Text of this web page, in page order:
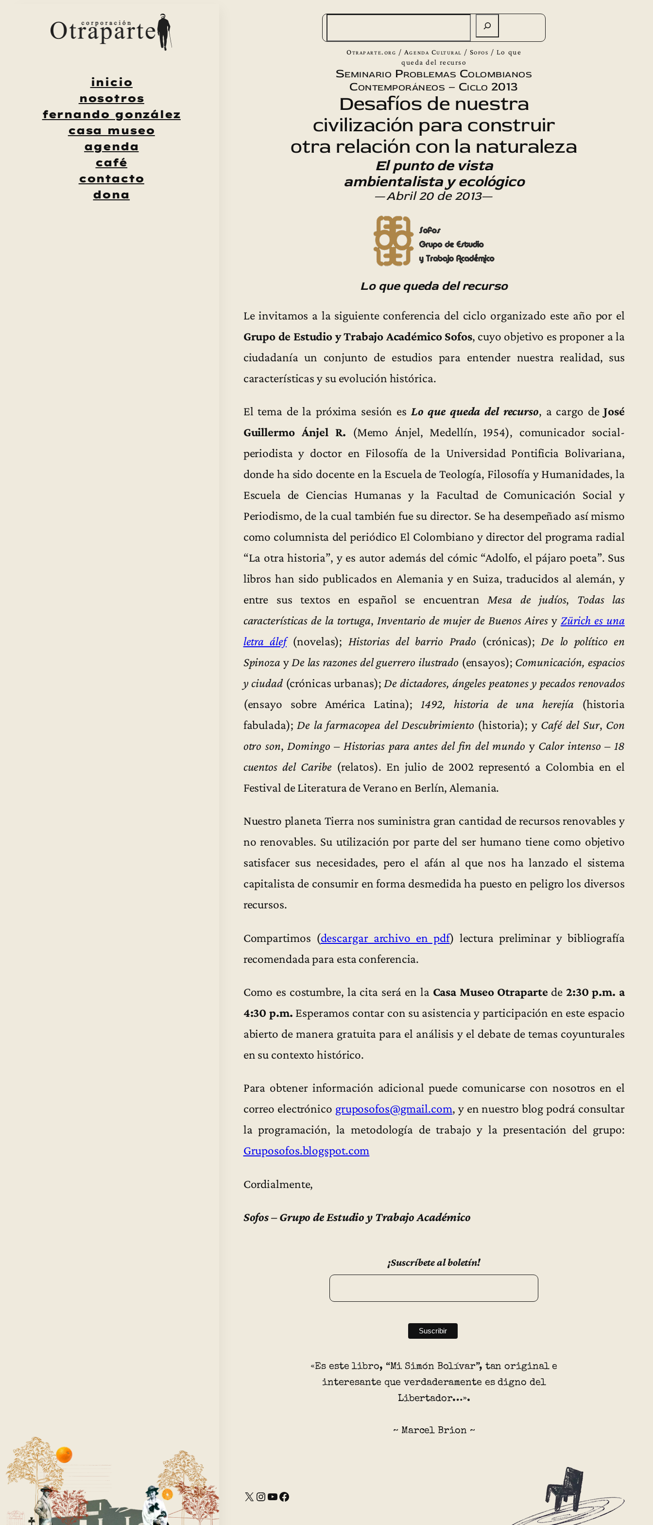
inicio
nosotros
fernando gonzález
casa museo
agenda
café
contacto
dona
Otraparte.org / Agenda Cultural / Sofos / Lo que
queda del recurso
Seminario Problemas Colombianos
Contemporáneos – Ciclo 2013
Desafíos de nuestra
civilización para construir
otra relación con la naturaleza
El punto de vista
ambientalista y ecológico
—Abril 20 de 2013—
Lo que queda del recurso
Le invitamos a la siguiente conferencia del ciclo organizado este año por el
Grupo de Estudio y Trabajo Académico Sofos, cuyo objetivo es proponer a la
ciudadanía un conjunto de estudios para entender nuestra realidad, sus
características y su evolución histórica.
El tema de la próxima sesión es Lo que queda del recurso, a cargo deJosé
Guillermo Ánjel R. (Memo Ánjel, Medellín, 1954), comunicador social-
periodista y doctor en Filosofía de la Universidad Pontificia Bolivariana,
donde ha sido docente en la Escuela de Teología, Filosofía y Humanidades, la
Escuela de Ciencias Humanas y la Facultad de Comunicación Social y
Periodismo, de la cual también fue su director. Se ha desempeñado así mismo
como columnista del periódico El Colombiano y director del programa radial
“La otra historia”, y es autor además del cómic “Adolfo, el pájaro poeta”. Sus
libros han sido publicados en Alemania y en Suiza, traducidos al alemán, y
entre sus textos en español se encuentran Mesa de judíos, Todas las
características de la tortuga, Inventario de mujer de Buenos Airesy Zürich es una
letra álef(novelas); Historias del barrio Prado (crónicas); De lo político en
Spinozay De las razones del guerrero ilustrado (ensayos); Comunicación, espacios
y ciudad(crónicas urbanas); De dictadores, ángeles peatones y pecados renovados
(ensayo sobre América Latina); 1492, historia de una herejía (historia
fabulada); De la farmacopea del Descubrimiento (historia); y Café del Sur, Con
otro son, Domingo – Historias para antes del fin del mundo y Calor intenso – 18
cuentos del Caribe(relatos). En julio de 2002 representó a Colombia en el
Festival de Literatura de Verano en Berlín, Alemania.
Nuestro planeta Tierra nos suministra gran cantidad de recursos renovables y
no renovables. Su utilización por parte del ser humano tiene como objetivo
satisfacer sus necesidades, pero el afán al que nos ha lanzado el sistema
capitalista de consumir en forma desmedida ha puesto en peligro los diversos
recursos.
Compartimos (descargar archivo en pdf) lectura preliminar y bibliografía
recomendada para esta conferencia.
Como es costumbre, la cita será en la Casa Museo Otraparte de2:30 p.m. a
4:30 p.m. Esperamos contar con su asistencia y participación en este espacio
abierto de manera gratuita para el análisis y el debate de temas coyunturales
en su contexto histórico.
Para obtener información adicional puede comunicarse con nosotros en el
correo electrónico gruposofos@gmail.com, y en nuestro blog podrá consultar
la programación, la metodología de trabajo y la presentación del grupo:
Gruposofos.blogspot.com
Cordialmente,
Sofos – Grupo de Estudio y Trabajo Académico
¡Suscríbete al boletín!
«Es este libro, “Mi Simón Bolívar”, tan original e
interesante que verdaderamente es digno del
Libertador…».
~ Marcel Brion ~
X Instagram YouTube Facebook